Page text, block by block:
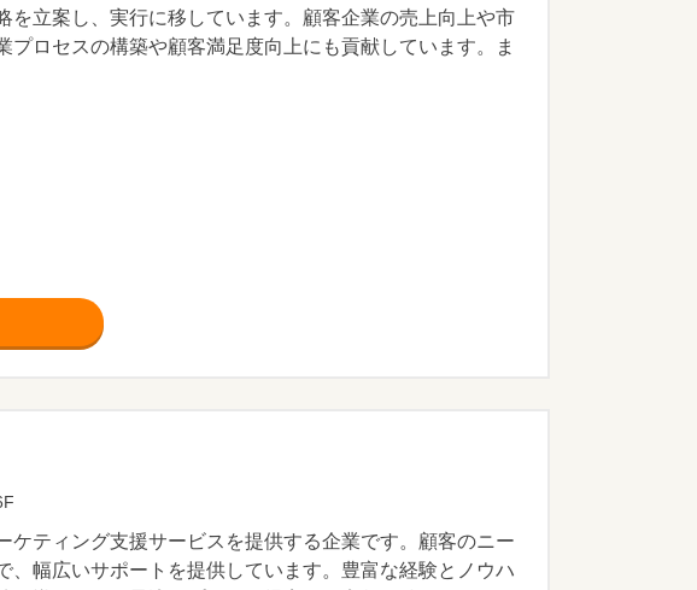
立案し、実行に移しています。顧客企業の売上向上や市
ロセスの構築や顧客満足度向上にも貢献しています。ま
ケティング支援サービスを提供する企業です。顧客のニー
、幅広いサポートを提供しています。豊富な経験とノウハ